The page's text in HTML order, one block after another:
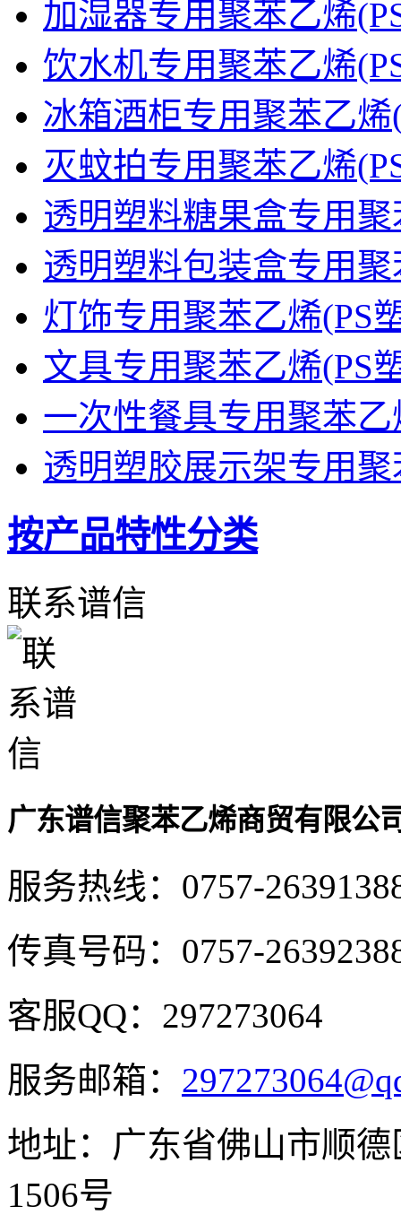
加湿器专用聚苯乙烯
饮水机专用聚苯乙烯
冰箱酒柜专用聚苯乙烯
灭蚊拍专用聚苯乙烯
透明塑料糖果盒专用
透明塑料包装盒专用
灯饰专用聚苯乙烯(PS
文具专用聚苯乙烯(PS
一次性餐具专用聚苯乙
透明塑胶展示架专用
按产品特性分类
联系谱信
广东谱信聚苯乙烯商贸有限公
服务热线： 0757-
传真号码： 0757-
客服QQ： 297273064
服务邮箱：
地址： 广东省佛山市顺
1506号